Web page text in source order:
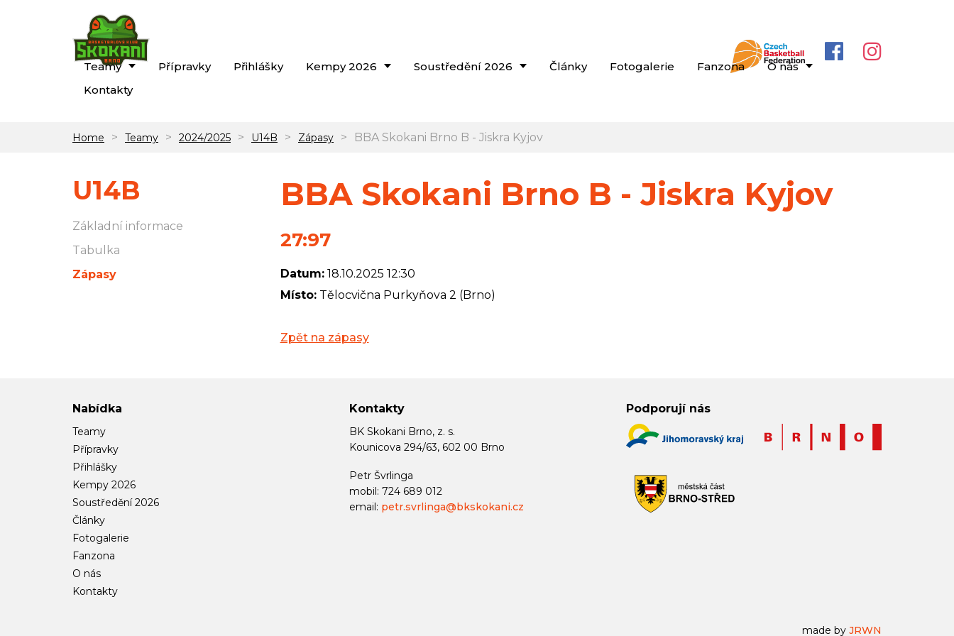
Teamy Přípravky Přihlášky Kempy 2026 Soustředění 2026 Články Fotogalerie Fanzona
O nás
Kontakty
Home > Teamy > 2024/2025 > U14B > Zápasy > BBA Skokani Brno B - Jiskra Kyjov
U14B
Základní informace
Tabulka
Zápasy
BBA Skokani Brno B - Jiskra Kyjov
27:97
Datum: 18.10.2025 12:30
Místo: Tělocvična Purkyňova 2 (Brno)
Zpět na zápasy
Nabídka
Teamy
Přípravky
Přihlášky
Kempy 2026
Soustředění 2026
Články
Fotogalerie
Fanzona
O nás
Kontakty
Kontakty
BK Skokani Brno, z. s.
Kounicova 294/63, 602 00 Brno
Petr Švrlinga
mobil: 724 689 012
email: petr.svrlinga@bkskokani.cz
Podporují nás
made by JRWN